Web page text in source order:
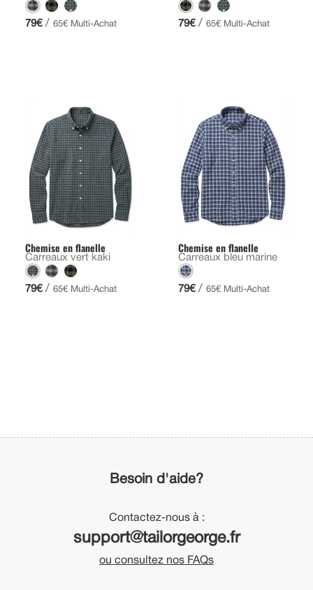
79€ / 65€ Multi-Achat 79€ / 65€ Multi-Achat
Chemise en flanelle
Carreaux vert kaki
79€ / 65€ Multi-Achat
Chemise en flanelle
Carreaux bleu marine
79€ / 65€ Multi-Achat
Besoin d'aide?
Contactez-nous à :
support@tailorgeorge.fr
ou consultez nos FAQs